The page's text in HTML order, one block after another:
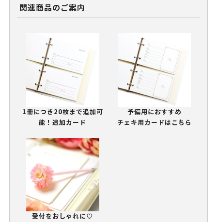
関連商品のご案内
1冊につき20枚まで追加可
能！追加カード
予備用におすすめ
チェキ用カードはこちら
受付をおしゃれに♡